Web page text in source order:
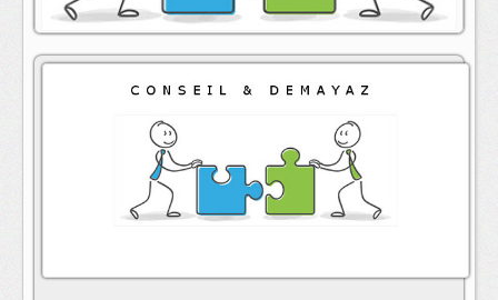
animateur : Annick Folio
conseil@radioarcenciel.re